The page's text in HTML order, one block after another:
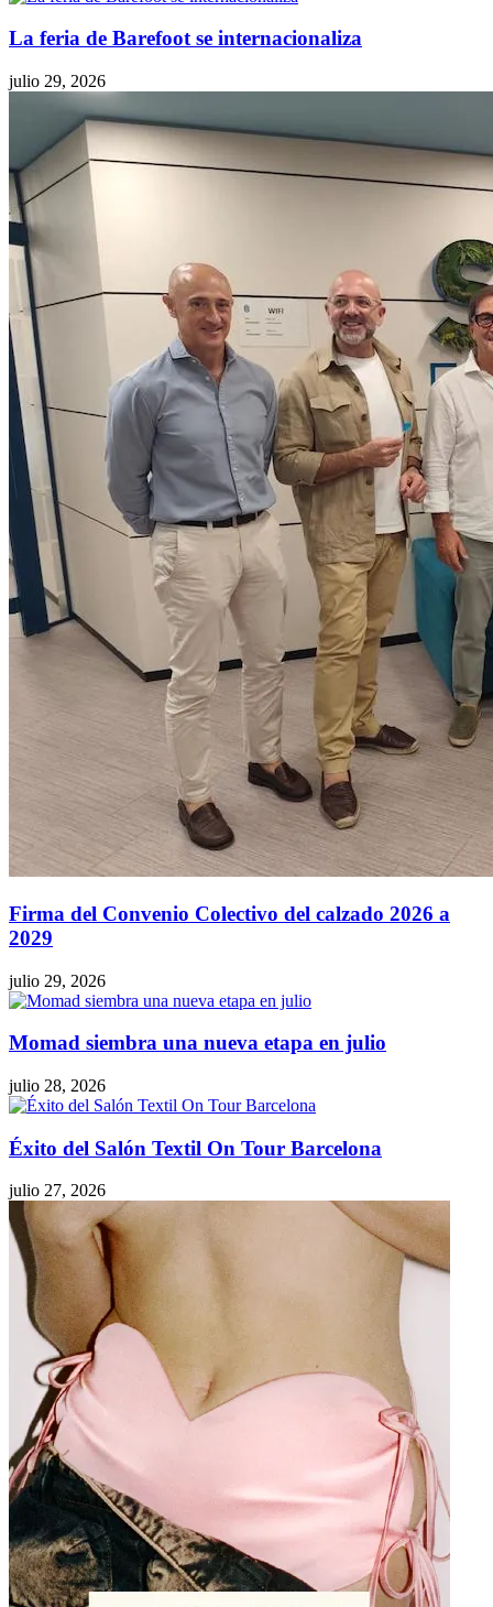
La feria de Barefoot se internacionaliza
julio 29, 2026
Firma del Convenio Colectivo del calzado 2026 a
2029
julio 29, 2026
Momad siembra una nueva etapa en julio
julio 28, 2026
Éxito del Salón Textil On Tour Barcelona
julio 27, 2026